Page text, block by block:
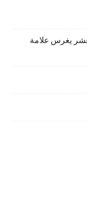
عشر يغرس علامة